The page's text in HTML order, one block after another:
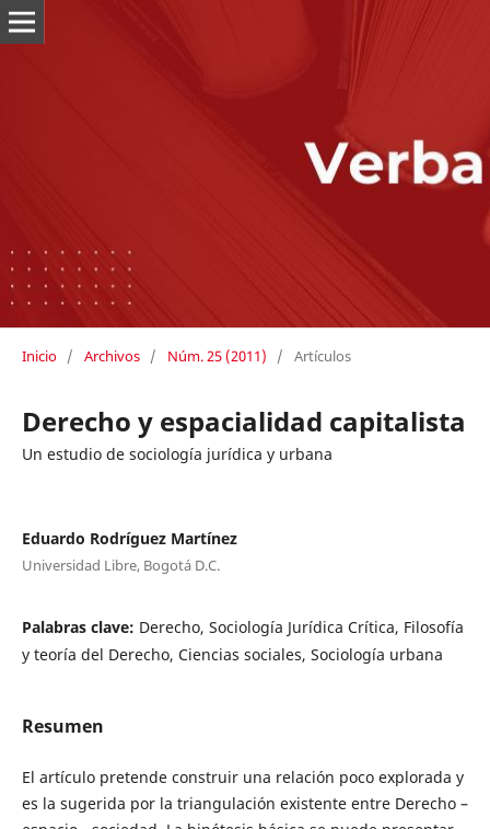
Inicio / Archivos / Núm. 25 (2011) / Artículos
Derecho y espacialidad capitalista
Un estudio de sociología jurídica y urbana
Eduardo Rodríguez Martínez
Universidad Libre, Bogotá D.C.
Palabras clave: Derecho, Sociología Jurídica Crítica, Filosofía
y teoría del Derecho, Ciencias sociales, Sociología urbana
Resumen
El artículo pretende construir una relación poco explorada y
es la sugerida por la triangulación existente entre Derecho –